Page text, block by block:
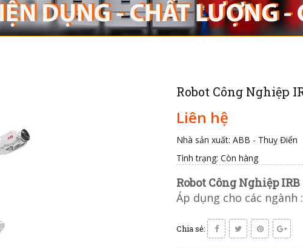
Robot Công Nghiệp
Liên hệ
Nhà sản xuất: ABB - Thuỵ Điển
Tình trạng: Còn hàng
Robot Công Nghiệp IRB
Áp dụng cho các ngành
Chia sẻ: